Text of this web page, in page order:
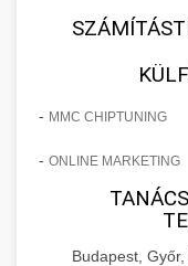
- MMC CHIPTUNING
- ONLINE MARKETING
Budapest,